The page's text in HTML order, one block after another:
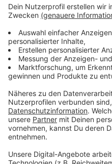
Video-
Wir verwenden
Drittanbieters,
einzubetten.
Daten zu
sammeln.
Details durch
Nutzung des
Video
Aerobic-Himmel heißt